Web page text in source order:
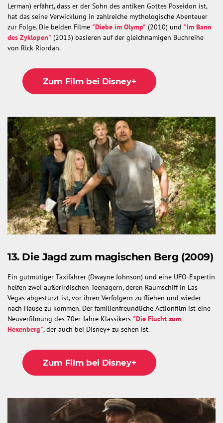
Lerman) erfährt, dass er der Sohn des antiken Gottes Poseidon ist,
hat das seine Verwicklung in zahlreiche mythologische Abenteuer
zur Folge. Die beiden Filme "Diebe im Olymp" (2010) und "Im Bann
des Zyklopen" (2013) basieren auf der gleichnamigen Buchreihe
von Rick Riordan.
Zum Film bei Disney+
13. Die Jagd zum magischen Berg (2009)
Ein gutmütiger Taxifahrer (Dwayne Johnson) und eine UFO-Expertin
helfen zwei außerirdischen Teenagern, deren Raumschiff in Las
Vegas abgestürzt ist, vor ihren Verfolgern zu fliehen und wieder
nach Hause zu kommen. Der familienfreundliche Actionfilm ist eine
Neuverfilmung des 70er-Jahre Klassikers "Die Flucht zum
Hexenberg", der auch bei Disney+ zu sehen ist.
Zum Film bei Disney+